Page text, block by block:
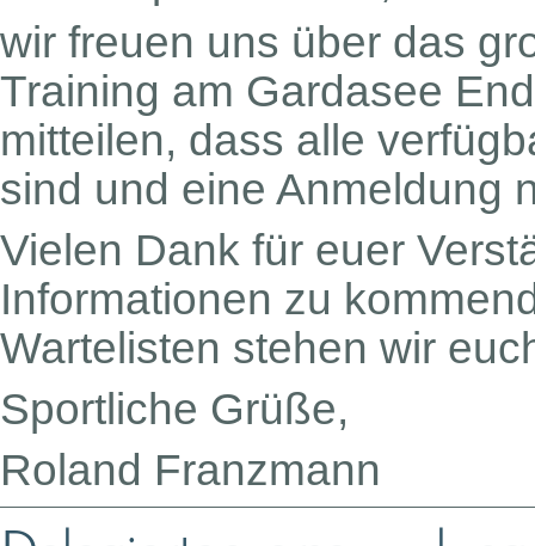
wir freuen uns über das
Training am Gardasee
mitteilen, dass alle
sind und eine Anmeldung
Vielen Dank für euer
Informationen zu
Wartelisten stehen wir
Sportliche Grüße,
Roland Franzmann